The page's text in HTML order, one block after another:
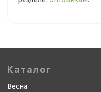
Каталог
Весна